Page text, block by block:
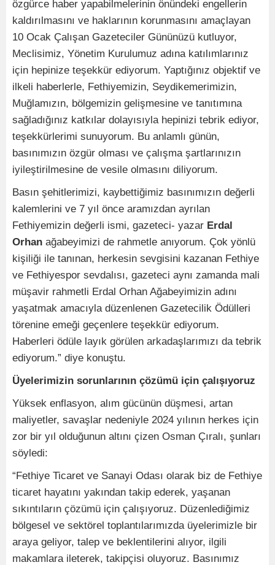
özgürce haber yapabilmelerinin önündeki engellerin
kaldırılmasını ve haklarının korunmasını amaçlayan
10 Ocak Çalışan Gazeteciler Gününüzü kutluyor,
Meclisimiz, Yönetim Kurulumuz adına katılımlarınız
için hepinize teşekkür ediyorum. Yaptığınız objektif ve
ilkeli haberlerle, Fethiyemizin, Seydikemerimizin,
Muğlamızın, bölgemizin gelişmesine ve tanıtımına
sağladığınız katkılar dolayısıyla hepinizi tebrik ediyor,
teşekkürlerimi sunuyorum. Bu anlamlı günün,
basınımızın özgür olması ve çalışma şartlarınızın
iyileştirilmesine de vesile olmasını diliyorum.
Basın şehitlerimizi, kaybettiğimiz basınımızın değerli
kalemlerini ve 7 yıl önce aramızdan ayrılan
Fethiyemizin değerli ismi, gazeteci- yazar Erdal
Orhan ağabeyimizi de rahmetle anıyorum. Çok yönlü
kişiliği ile tanınan, herkesin sevgisini kazanan Fethiye
ve Fethiyespor sevdalısı, gazeteci aynı zamanda mali
müşavir rahmetli Erdal Orhan Ağabeyimizin adını
yaşatmak amacıyla düzenlenen Gazetecilik Ödülleri
törenine emeği geçenlere teşekkür ediyorum.
Haberleri ödüle layık görülen arkadaşlarımızı da tebrik
ediyorum.” diye konuştu.
Üyelerimizin sorunlarının çözümü için çalışıyoruz
Yüksek enflasyon, alım gücünün düşmesi, artan
maliyetler, savaşlar nedeniyle 2024 yılının herkes için
zor bir yıl olduğunun altını çizen Osman Çıralı, şunları
söyledi:
“Fethiye Ticaret ve Sanayi Odası olarak biz de Fethiye
ticaret hayatını yakından takip ederek, yaşanan
sıkıntıların çözümü için çalışıyoruz. Düzenlediğimiz
bölgesel ve sektörel toplantılarımızda üyelerimizle bir
araya geliyor, talep ve beklentilerini alıyor, ilgili
makamlara ileterek, takipçisi oluyoruz. Basınımız